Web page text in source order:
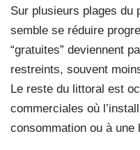
Sur plusieurs plages du
semble se réduire
“gratuites” deviennent
restreints, souvent
Le reste du littoral est
commerciales où
consommation ou à une